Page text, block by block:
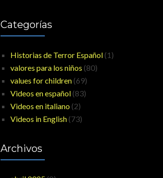
Categorías
Historias de Terror Español(1)
valores para los niños (80)
values for children(69)
Videos en español(83)
Videos en italiano(2)
Videos in English(73)
Archivos